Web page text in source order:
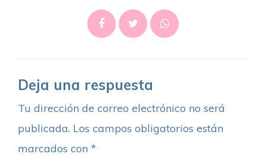
Deja una respuesta
Tu dirección de correo electrónico no será
publicada. Los campos obligatorios están
marcados con *